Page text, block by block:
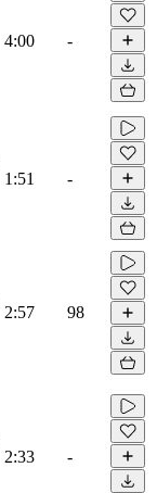
4:00 -
1:51 -
2:57 98
2:33 -